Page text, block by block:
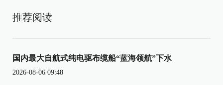
推荐阅读
国内最大自航式纯电驱布缆船“蓝海领航”下水
2026-08-06 09:48